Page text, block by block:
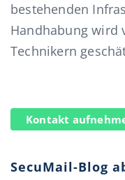
bestehenden
Handhabung wird
Technikern
Kontakt
SecuMail-Blog